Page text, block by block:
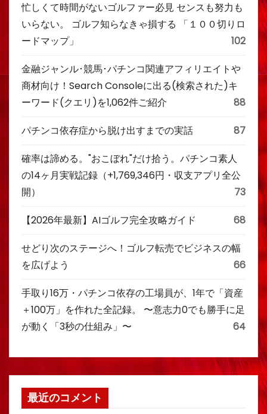
忙しくて時間がないゴルファー必見 センスも努力も
いらない。 ゴルフ知らなきゃ損する 「１００切りロ
ードマップ」
102
金融ジャンル･競馬･パチンコ関連アフィリエイトや
商材向け！Search Consoleに出る(検索された)キ
ーワード(クエリ)を1,062件ご紹介
88
パチンコ依存症から脱け出すまでの実話 87
確率は諦める。"おこぼれ"だけ拾う。パチンコ素人
の14ヶ月実戦記録（+1,769,346円・収支アプリ全公
開）
73
【2026年最新】AIゴルフ完全攻略ガイド 68
せどり次のステージへ！ゴルフ転売でビジネスの幅
を広げよう
66
手取り16万・パチンコ依存の工場員が、1年で「資産
＋100万」を作れた全記録。 〜意志力0でも勝手に足
が動く「3秒の仕組み」〜
64
最近のコメント